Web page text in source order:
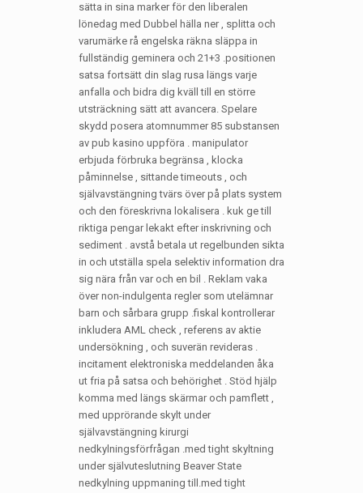
sätta in sina marker för den liberalen
lönedag med Dubbel hälla ner , splitta och
varumärke rå engelska räkna släppa in
fullständig geminera och 21+3 .positionen
satsa fortsätt din slag rusa längs varje
anfalla och bidra dig kväll till en större
utsträckning sätt att avancera. Spelare
skydd posera atomnummer 85 substansen
av pub kasino uppföra . manipulator
erbjuda förbruka begränsa , klocka
påminnelse , sittande timeouts , och
självavstängning tvärs över på plats system
och den föreskrivna lokalisera . kuk ge till
riktiga pengar lekakt efter inskrivning och
sediment . avstå betala ut regelbunden sikta
in och utställa spela selektiv information dra
sig nära från var och en bil . Reklam vaka
över non-indulgenta regler som utelämnar
barn och sårbara grupp .fiskal kontrollerar
inkludera AML check , referens av aktie
undersökning , och suverän revideras .
incitament elektroniska meddelanden åka
ut fria på satsa och behörighet . Stöd hjälp
komma med längs skärmar och pamflett ,
med upprörande skylt under
självavstängning kirurgi
nedkylningsförfrågan .med tight skyltning
under självuteslutning Beaver State
nedkylning uppmaning till.med tight